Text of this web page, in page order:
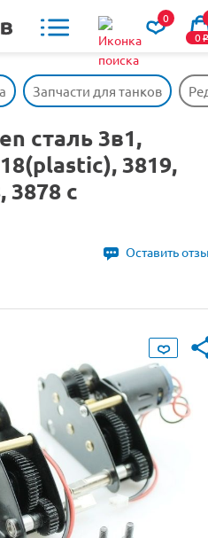
0
0o
Запчасти для танков
сталь 3в1,
3819,
3878 с
Оставить